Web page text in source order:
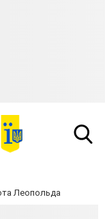
Леопольда